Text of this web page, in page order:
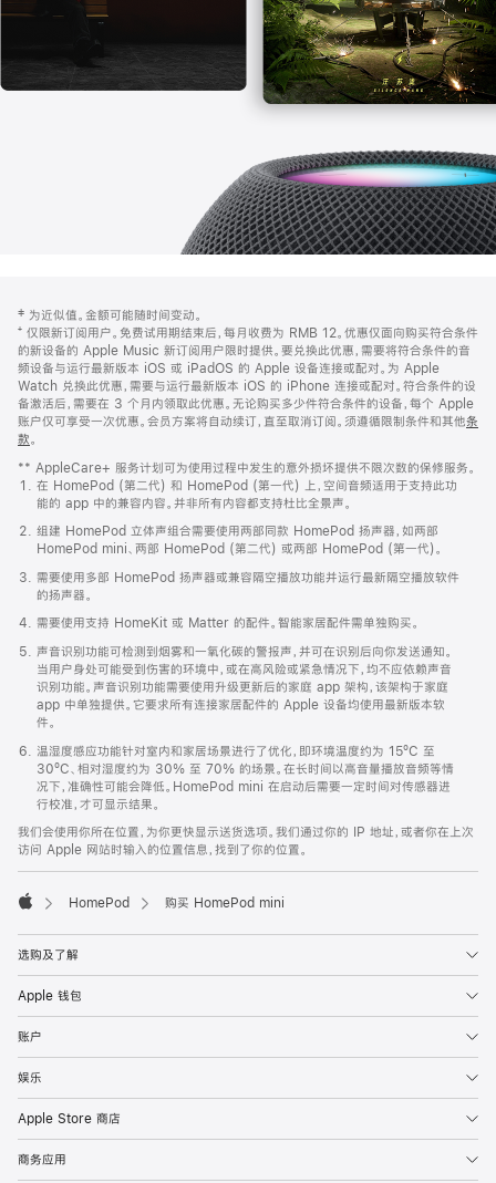
页
页
脚
注
‡ 为近似值。金额可能随时间变动。
⁺ 仅限新订阅用户。免费试用期结束后，每月收费为 RMB 12。优惠仅面向购买符合条件
的新设备的 Apple Music 新订阅用户限时提供。要兑换此优惠，需要将符合条件的音
频设备与运行最新版本 iOS 或 iPadOS 的 Apple 设备连接或配对。为 Apple
Watch 兑换此优惠，需要与运行最新版本 iOS 的 iPhone 连接或配对。符合条件的设
备激活后，需要在 3 个月内领取此优惠。无论购买多少件符合条件的设备，每个 Apple
账户仅可享受一次优惠。会员方案将自动续订，直至取消订阅。须遵循限制条件和其他条
款。
窗
口
中
打
开)
** AppleCare+ 服务计划可为使用过程中发生的意外损坏提供不限次数的保修服务。
在 HomePod (第二代) 和 HomePod (第一代) 上，空间音频适用于支持此功
能的 app 中的兼容内容。并非所有内容都支持杜比全景声。
组建 HomePod 立体声组合需要使用两部同款 HomePod 扬声器，如两部
HomePod mini、两部 HomePod (第二代) 或两部 HomePod (第一代)。
需要使用多部 HomePod 扬声器或兼容隔空播放功能并运行最新隔空播放软件
的扬声器。
需要使用支持 HomeKit 或 Matter 的配件。智能家居配件需单独购买。
声音识别功能可检测到烟雾和一氧化碳的警报声，并可在识别后向你发送通知。
当用户身处可能受到伤害的环境中，或在高风险或紧急情况下，均不应依赖声音
识别功能。声音识别功能需要使用升级更新后的家庭 app 架构，该架构于家庭
app 中单独提供。它要求所有连接家居配件的 Apple 设备均使用最新版本软
件。
温湿度感应功能针对室内和家居场景进行了优化，即环境温度约为 15ºC 至
30ºC、相对湿度约为 30% 至 70% 的场景。在长时间以高音量播放音频等情
况下，准确性可能会降低。HomePod mini 在启动后需要一定时间对传感器进
行校准，才可显示结果。
我们会使用你所在位置，为你更快显示送货选项。我们通过你的 IP 地址，或者你在上次
访问 Apple 网站时输入的位置信息，找到了你的位置。
HomePod 购买 HomePod mini
选购及了解
Apple 钱包
账户
娱乐
Apple Store 商店
商务应用